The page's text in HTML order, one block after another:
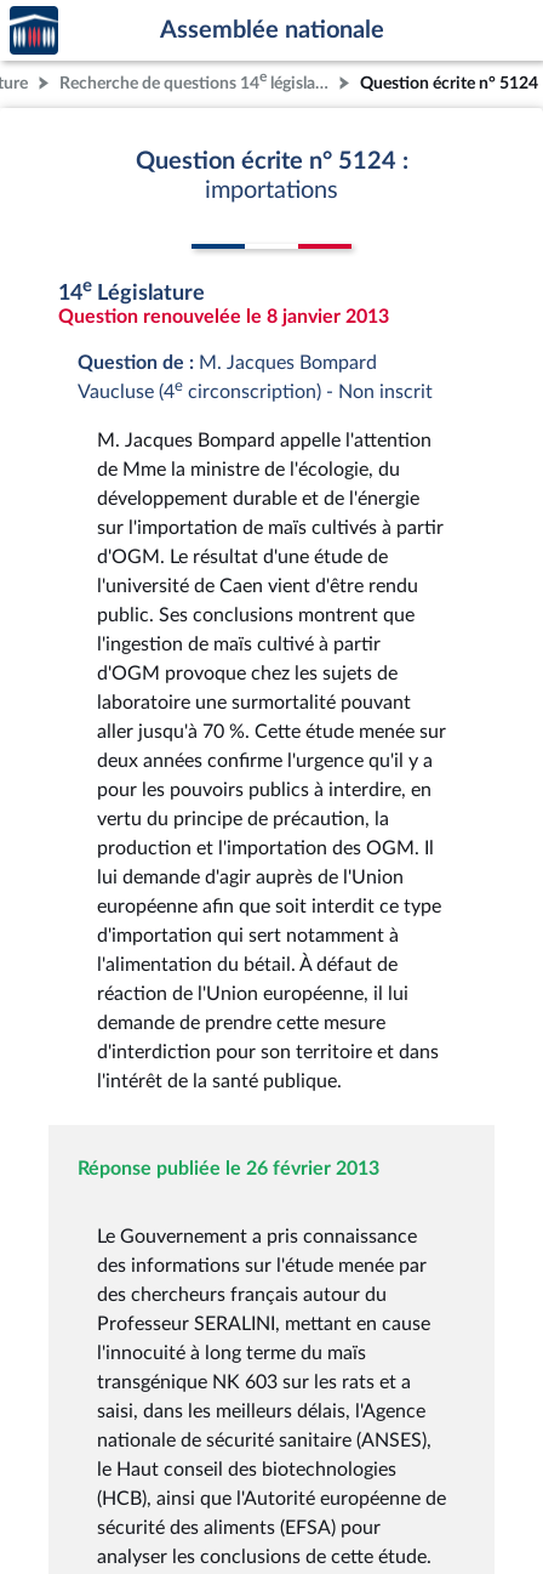
Aller au contenu
Aller en bas de la page
Accèder
à la
page
d'accueil
Assemblée nationale
Recherche de questions 14e législature Question écrite n° 5124
Question écrite n° 5124 :
importations
14e Législature
Question renouvelée le 8 janvier 2013
Question de : M. Jacques Bompard
Vaucluse (4e circonscription) - Non inscrit
M. Jacques Bompard appelle l'attention
de Mme la ministre de l'écologie, du
développement durable et de l'énergie
sur l'importation de maïs cultivés à partir
d'OGM. Le résultat d'une étude de
l'université de Caen vient d'être rendu
public. Ses conclusions montrent que
l'ingestion de maïs cultivé à partir
d'OGM provoque chez les sujets de
laboratoire une surmortalité pouvant
aller jusqu'à 70 %. Cette étude menée sur
deux années confirme l'urgence qu'il y a
pour les pouvoirs publics à interdire, en
vertu du principe de précaution, la
production et l'importation des OGM. Il
lui demande d'agir auprès de l'Union
européenne afin que soit interdit ce type
d'importation qui sert notamment à
l'alimentation du bétail. À défaut de
réaction de l'Union européenne, il lui
demande de prendre cette mesure
d'interdiction pour son territoire et dans
l'intérêt de la santé publique.
Réponse publiée le 26 février 2013
Le Gouvernement a pris connaissance
des informations sur l'étude menée par
des chercheurs français autour du
Professeur SERALINI, mettant en cause
l'innocuité à long terme du maïs
transgénique NK 603 sur les rats et a
saisi, dans les meilleurs délais, l'Agence
nationale de sécurité sanitaire (ANSES),
le Haut conseil des biotechnologies
(HCB), ainsi que l'Autorité européenne de
sécurité des aliments (EFSA) pour
analyser les conclusions de cette étude.